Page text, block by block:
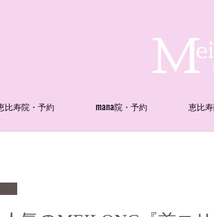
比寿院・予約 mana院・予約 恵比寿